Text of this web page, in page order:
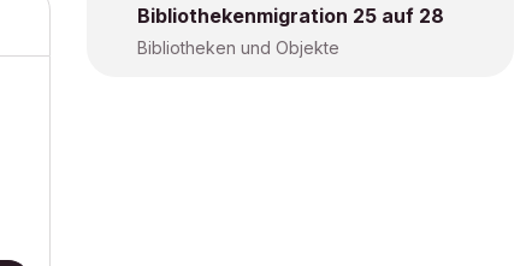
Bibliothekenmigration 25 auf 28
Bibliotheken und Objekte